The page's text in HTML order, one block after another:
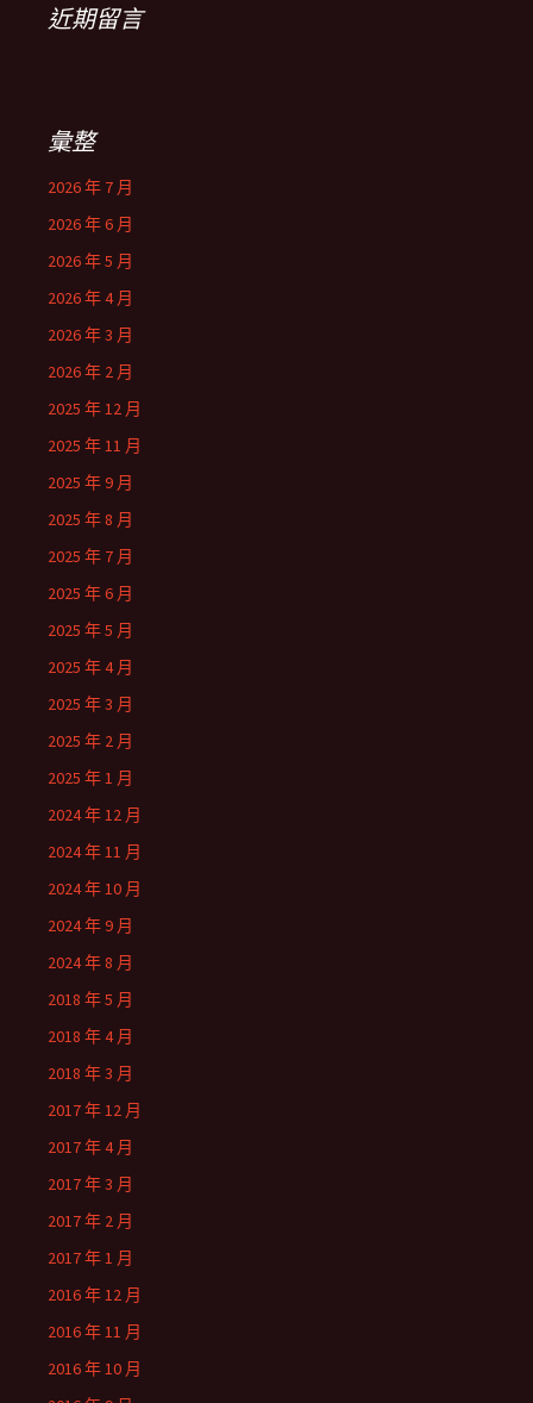
近期留言
彙整
2026 年 7 月
2026 年 6 月
2026 年 5 月
2026 年 4 月
2026 年 3 月
2026 年 2 月
2025 年 12 月
2025 年 11 月
2025 年 9 月
2025 年 8 月
2025 年 7 月
2025 年 6 月
2025 年 5 月
2025 年 4 月
2025 年 3 月
2025 年 2 月
2025 年 1 月
2024 年 12 月
2024 年 11 月
2024 年 10 月
2024 年 9 月
2024 年 8 月
2018 年 5 月
2018 年 4 月
2018 年 3 月
2017 年 12 月
2017 年 4 月
2017 年 3 月
2017 年 2 月
2017 年 1 月
2016 年 12 月
2016 年 11 月
2016 年 10 月